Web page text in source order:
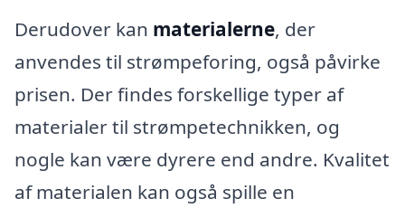
Derudover kan materialerne, der
anvendes til strømpeforing, også påvirke
prisen. Der findes forskellige typer af
materialer til strømpetechnikken, og
nogle kan være dyrere end andre. Kvalitet
af materialen kan også spille en